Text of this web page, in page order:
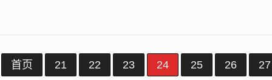
首页 21 22 23 24 25 26 27